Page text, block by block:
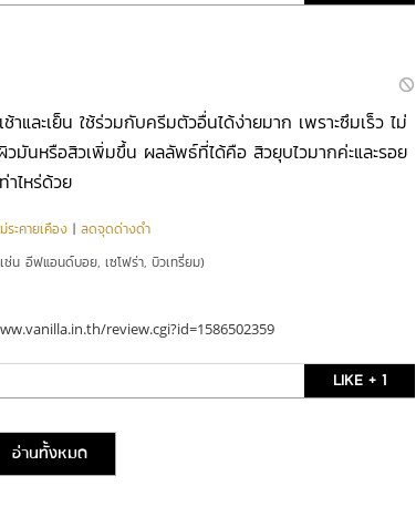
าและเย็น ใช้ร่วมกับครีมตัวอื่นได้ง่ายมาก เพราะซึมเร็ว ไม่
ผิวมันหรือสิวเพิ่มขึ้น ผลลัพธ์ที่ได้คือ สิวยุบไวมากค่ะและรอย
าไหร่ด้วย
ระคายเคือง | ลดจุดด่างดำ
ช่น อีฟแอนด์บอย, เซโฟร่า, บิวเทรี่ยม)
review.cgi?id=1586502359
LIKE + 1
อ่านทั้งหมด